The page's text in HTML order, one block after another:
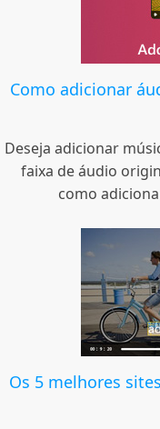
Como adicionar
Deseja adicionar
faixa de áudio
como
Os 5 melhores